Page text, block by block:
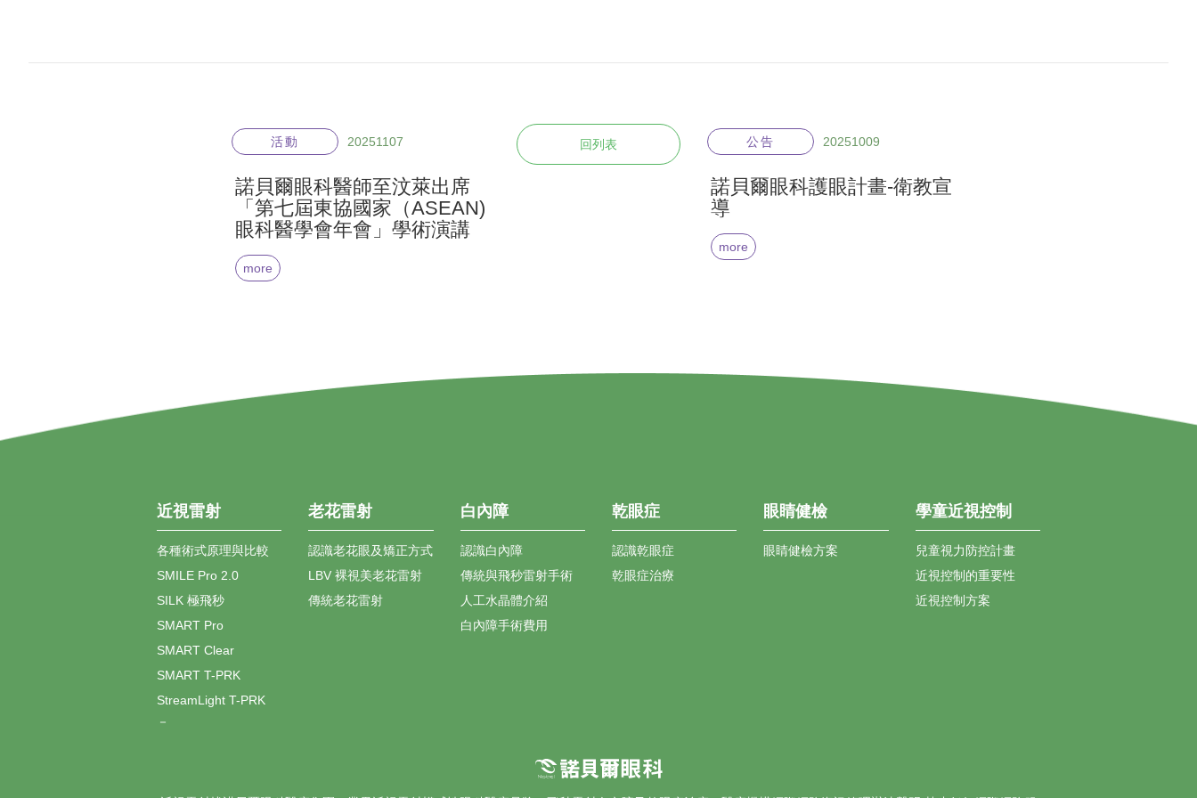
活動 20251107
諾貝爾眼科醫師至汶萊出席
「第七屆東協國家（ASEAN)
眼科醫學會年會」學術演講
more
回列表 公告 20251009
諾貝爾眼科護眼計畫-衛教宣
導
more
近視雷射
各種術式原理與比較
SMILE Pro 2.0
SILK 極飛秒
SMART Pro
SMART Clear
SMART T-PRK
StreamLight T-PRK
老花雷射
認識老花眼及矯正方式
LBV 裸視美老花雷射
傳統老花雷射
白內障
認識白內障
傳統與飛秒雷射手術
人工水晶體介紹
白內障手術費用
乾眼症
認識乾眼症
乾眼症治療
眼睛健檢
眼睛健檢方案
學童近視控制
兒童視力防控計畫
近視控制的重要性
近視控制方案
－